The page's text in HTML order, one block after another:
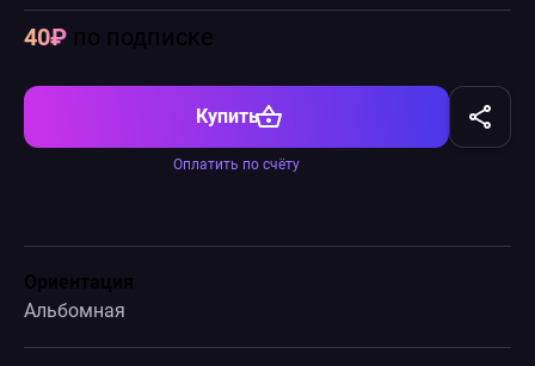
40₽по подписке
Купить
Оплатить по счёту
Ориентация
Альбомная